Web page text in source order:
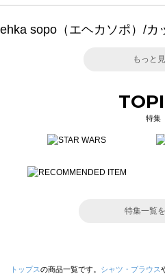
ehka sopo（エヘカソポ）/カ
もっと
特集
特集一覧
トップスの商品一覧です。 シャツ・ブラウス